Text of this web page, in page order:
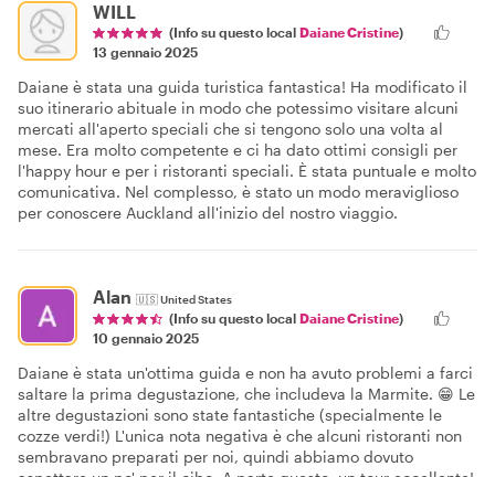
WILL
(Info su questo local Daiane Cristine)
13 gennaio 2025
Daiane è stata una guida turistica fantastica! Ha modificato il
suo itinerario abituale in modo che potessimo visitare alcuni
mercati all'aperto speciali che si tengono solo una volta al
mese. Era molto competente e ci ha dato ottimi consigli per
l'happy hour e per i ristoranti speciali. È stata puntuale e molto
comunicativa. Nel complesso, è stato un modo meraviglioso
per conoscere Auckland all'inizio del nostro viaggio.
Alan 🇺🇸United States
(Info su questo local Daiane Cristine)
10 gennaio 2025
Daiane è stata un'ottima guida e non ha avuto problemi a farci
saltare la prima degustazione, che includeva la Marmite. 😁 Le
altre degustazioni sono state fantastiche (specialmente le
cozze verdi!) L'unica nota negativa è che alcuni ristoranti non
sembravano preparati per noi, quindi abbiamo dovuto